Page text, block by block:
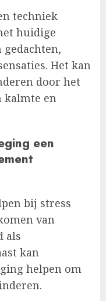
techniek
huidige
Het kan
door het
kalmte en
een
bij stress
van
als
kan
helpen om